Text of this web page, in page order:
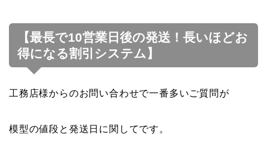
【最長で10営業日後の発送！長いほどお
得になる割引システム】
工務店様からのお問い合わせで一番多いご質問が
模型の値段と発送日に関してです。